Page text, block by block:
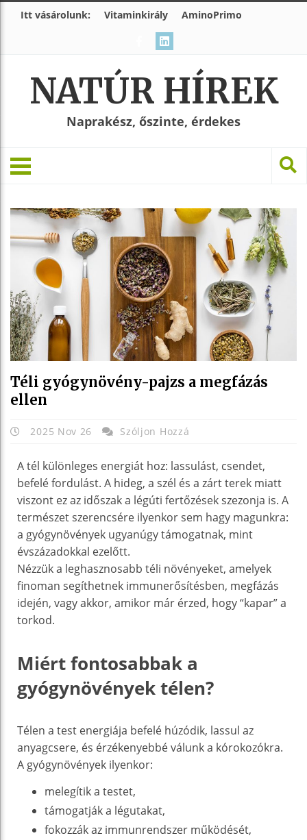
Itt vásárolunk: Vitaminkirály AminoPrimo
NATÚR HÍREK
Naprakész, őszinte, érdekes
Téli gyógynövény-pajzs a megfázás
ellen
2025 Nov 26 Szóljon Hozzá
A tél különleges energiát hoz: lassulást, csendet,
befelé fordulást. A hideg, a szél és a zárt terek miatt
viszont ez az időszak a légúti fertőzések szezonja is. A
természet szerencsére ilyenkor sem hagy magunkra:
a gyógynövények ugyanúgy támogatnak, mint
évszázadokkal ezelőtt.
Nézzük a leghasznosabb téli növényeket, amelyek
finoman segíthetnek immunerősítésben, megfázás
idején, vagy akkor, amikor már érzed, hogy “kapar” a
torkod.
Miért fontosabbak a
gyógynövények télen?
Télen a test energiája befelé húzódik, lassul az
anyagcsere, és érzékenyebbé válunk a kórokozókra.
A gyógynövények ilyenkor:
melegítik a testet,
támogatják a légutakat,
fokozzák az immunrendszer működését,